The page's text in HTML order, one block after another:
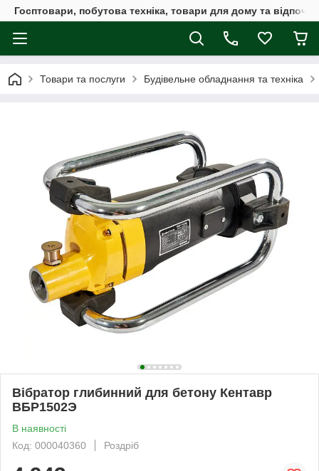
Госптовари, побутова техніка, товари для дому та
Товари та послуги Будівельне обладнання та техніка
Вібратор глибинний для бетону Кентавр
ВБР1502Э
В наявності
Код: 000040360
Роздріб